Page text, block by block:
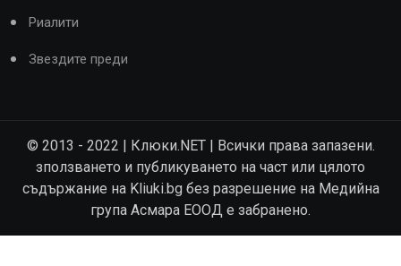
Риалити
Звездите преди
© 2013 - 2022 | Клюки.NET | Всички права запазени.
зползването и публикуването на част или цялото
съдържание на Kliuki.bg без разрешение на Медийна
група Асмара ЕООД е забранено.